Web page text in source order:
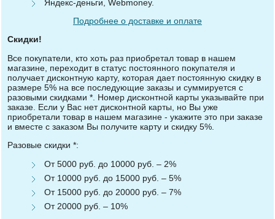
Яндекс-деньги, Webmoney.
Подробнее о доставке и оплате
Скидки!
Все покупатели, кто хоть раз приобретал товар в нашем
магазине, переходит в статус постоянного покупателя и
получает дисконтную карту, которая дает постоянную скидку в
размере 5% на все последующие заказы и суммируется с
разовыми скидками *. Номер дисконтной карты указывайте при
заказе. Если у Вас нет дисконтной карты, но Вы уже
приобретали товар в нашем магазине - укажите это при заказе
и вместе с заказом Вы получите карту и скидку 5%.
Разовые скидки *:
От 5000 руб. до 10000 руб. – 2%
От 10000 руб. до 15000 руб. – 5%
От 15000 руб. до 20000 руб. – 7%
От 20000 руб. – 10%